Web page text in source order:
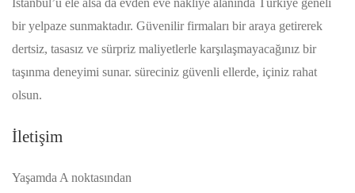
İstanbul’u ele alsa da evden eve nakliye alanında Türkiye geneli
bir yelpaze sunmaktadır. Güvenilir firmaları bir araya getirerek
dertsiz, tasasız ve sürpriz maliyetlerle karşılaşmayacağınız bir
taşınma deneyimi sunar. süreciniz güvenli ellerde, içiniz rahat
olsun.
İletişim
Yaşamda A noktasından